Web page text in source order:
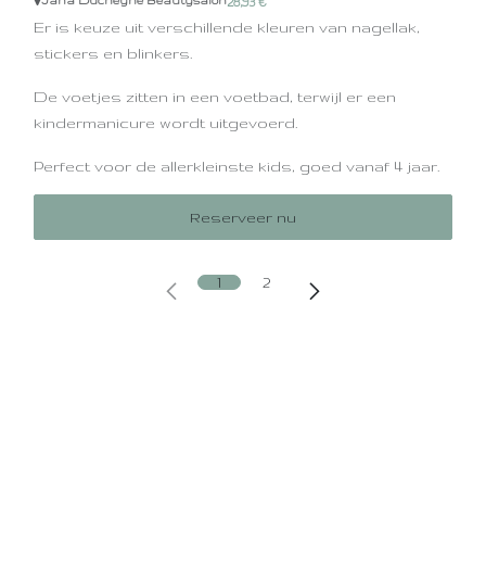
Er is keuze uit verschillende kleuren van nagellak,
stickers en blinkers.
De voetjes zitten in een voetbad, terwijl er een
kindermanicure wordt uitgevoerd.
Perfect voor de allerkleinste kids, goed vanaf 4 jaar.
Reserveer nu
1 2